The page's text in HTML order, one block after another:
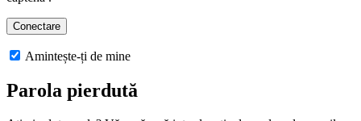
Amintește-ți de mine
Parola pierdută